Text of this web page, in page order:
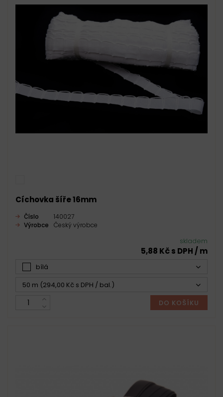
Cíchovka šíře 16mm
Číslo
140027
Výrobce
Český výrobce
skladem
5,88 Kč s DPH / m
bílá
50 m (294,00 Kč s DPH / bal.)
DO KOŠÍKU